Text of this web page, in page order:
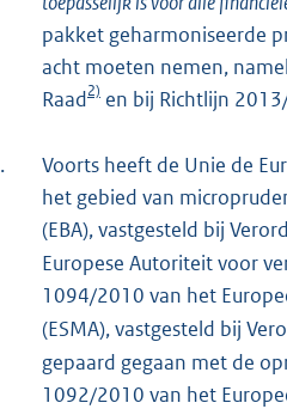
pakket geharmoniseerde
acht moeten nemen,
Raad2) en bij Richtlijn
Voorts heeft de Unie de
het gebied van
(EBA), vastgesteld bij
Europese Autoriteit voor
1094/2010 van het
(ESMA), vastgesteld bij
gepaard gegaan met de
1092/2010 van het